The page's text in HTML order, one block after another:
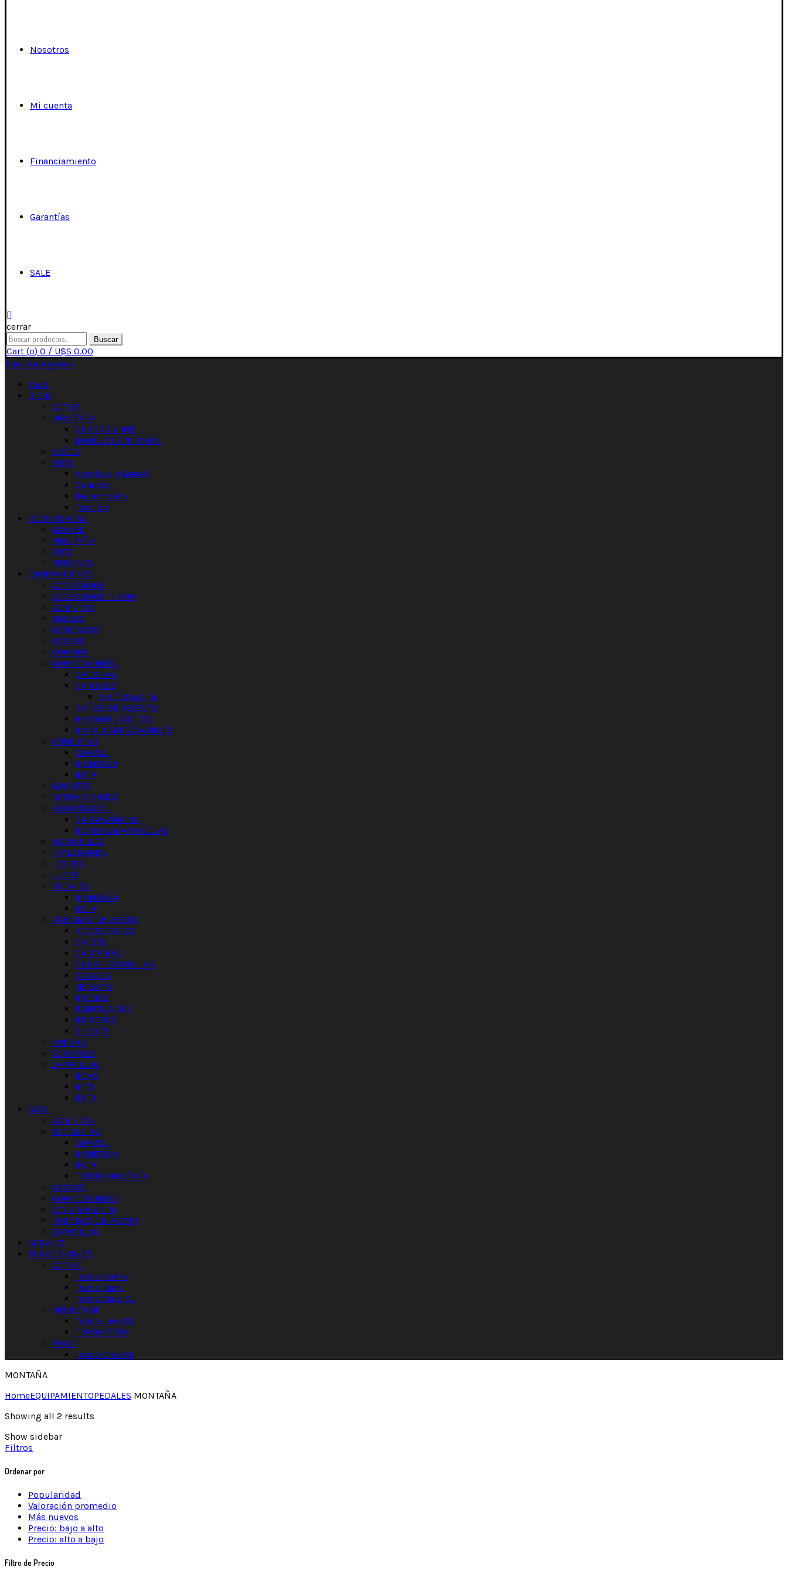
Nosotros
Mi cuenta
Financiamiento
Garantías
SALE
cerrar
Buscar
Cart (o) 0 / U$S 0.00
Back Categories
Todo
BICIS
ACTIVE
MONTAÑA
CUADROS MTB
DOBLE SUSPENSIÓN
NIÑOS
RUTA
Aventura y Gravel
Cuadros
Desempeño
Triatlón
BICIS USADAS
GRAVEL
MONTAÑA
RUTA
URBANAS
EQUIPAMIENTO
ACCESORIOS
ACCESORIOS TURBO
ASIENTOS
BOLSOS
CANDADOS
CASCOS
COMBOS
COMPONENTES
CADENAS
CAMARAS
Sin Categoría
CAÑOS DE ASIENTO
MANGOS / CINTAS
MANILLARES/AVANCES
CUBIERTAS
GRAVEL
MONTAÑA
RUTA
GUANTES
HERRAMIENTAS
HIDRATACION
CARAMAÑOLAS
PORTA CARAMAÑOLAS
HORQUILLAS
INFLADORES
LENTES
LUCES
PEDALES
MONTAÑA
RUTA
PRENDAS DE VESTIR
ACCESORRIOS
CALZAS
CAMPERAS
CUBRE ZAPATILLAS
GORROS
JERSEYS
MEDIAS
PANTALONES
REMERAS
SHORTS
RUEDAS
SOPORTES
ZAPATILLAS
BOAS
MTB
RUTA
SALE
ASIENTOS
BICICLETAS
GRAVEL
MONTAÑA
RUTA
TURBO MONTAÑA
CASCOS
COMPONENTES
EQUIPAMIENTO
PRENDAS DE VESTIR
ZAPATILLAS
SERVICE
TURBO E-BIKES
ACTIVE.
Turbo Como
Turbo Vado
Turbo Vado SL
MOUNTAIN
Turbo Levo SL
TURBO TERO
ROAD
Turbo Creo SL
MONTAÑA
HomeEQUIPAMIENTOPEDALES MONTAÑA
Showing all 2 results
Show sidebar
Filtros
Ordenar por
Popularidad
Valoración promedio
Más nuevos
Precio: bajo a alto
Precio: alto a bajo
Filtro de Precio